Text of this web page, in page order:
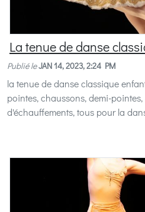
La tenue de danse
Publié leJAN 14, 2023, 2:24 PM
la tenue de danse classique
pointes, chaussons, demi-
d'échauffements, tous pour la